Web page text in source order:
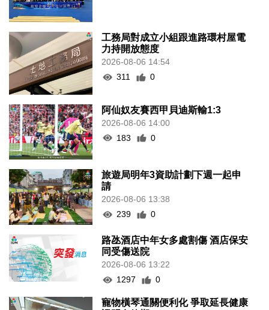
工務局對成立小組跟進路環村屋電
力持開放態度
2026-08-06 14:54
311
0
阿仙奴友賽西甲貝迪斯輸1:3
2026-08-06 14:00
183
0
旅遊局明年3資助計劃下週一起申
請
2026-08-06 13:38
239
0
路氹酒店中年女多處割傷 酒店保安
同受傷送院
2026-08-06 13:22
1297
0
寵物橫琴通關便利化 爭取延長健康